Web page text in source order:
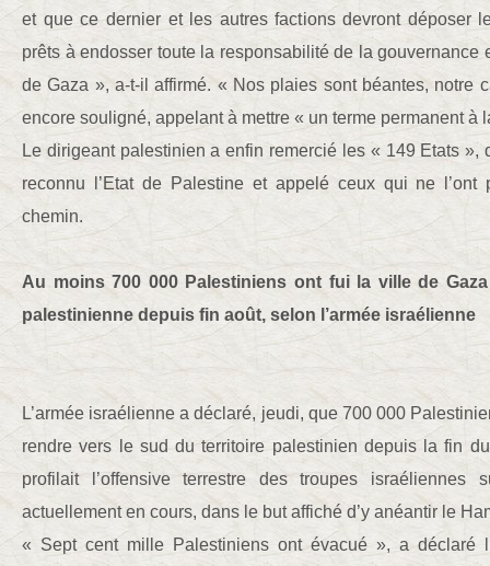
et que ce dernier et les autres factions devront déposer
prêts à endosser toute la responsabilité de la gouvernance
de Gaza », a-t-il affirmé. « Nos plaies sont béantes, notre
encore souligné, appelant à mettre « un terme permanent à
Le dirigeant palestinien a enfin remercié les « 149 Etats »,
reconnu l’Etat de Palestine et appelé ceux qui ne
chemin.
Au moins 700 000 Palestiniens ont fui la ville de
palestinienne depuis fin août, selon l’armée israélienne
L’armée israélienne a déclaré, jeudi, que 700 000
rendre vers le sud du territoire palestinien depuis la fin
profilait l’offensive terrestre des troupes israéliennes
actuellement en cours, dans le but affiché d’y anéantir le
« Sept cent mille Palestiniens ont évacué », a déclaré